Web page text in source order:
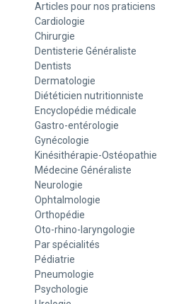
Articles pour nos praticiens
Cardiologie
Chirurgie
Dentisterie Généraliste
Dentists
Dermatologie
Diététicien nutritionniste
Encyclopédie médicale
Gastro-entérologie
Gynécologie
Kinésithérapie-Ostéopathie
Médecine Généraliste
Neurologie
Ophtalmologie
Orthopédie
Oto-rhino-laryngologie
Par spécialités
Pédiatrie
Pneumologie
Psychologie